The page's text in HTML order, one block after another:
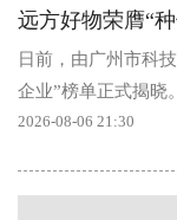
远方好物荣膺“
日前，由广州市科
企业”榜单正式揭
互联网科技有限公司
2026-08-06 21:30